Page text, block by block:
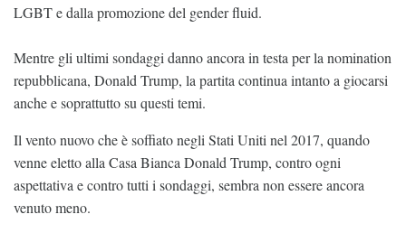
LGBT e dalla promozione del gender fluid.
Mentre gli ultimi sondaggi danno ancora in testa per la nomination
repubblicana, Donald Trump, la partita continua intanto a giocarsi
anche e soprattutto su questi temi.
Il vento nuovo che è soffiato negli Stati Uniti nel 2017, quando
venne eletto alla Casa Bianca Donald Trump, contro ogni
aspettativa e contro tutti i sondaggi, sembra non essere ancora
venuto meno.